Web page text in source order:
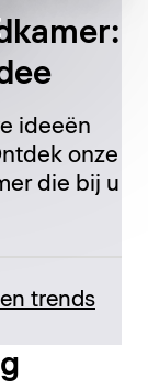
ideeën
onze
die bij u
trends